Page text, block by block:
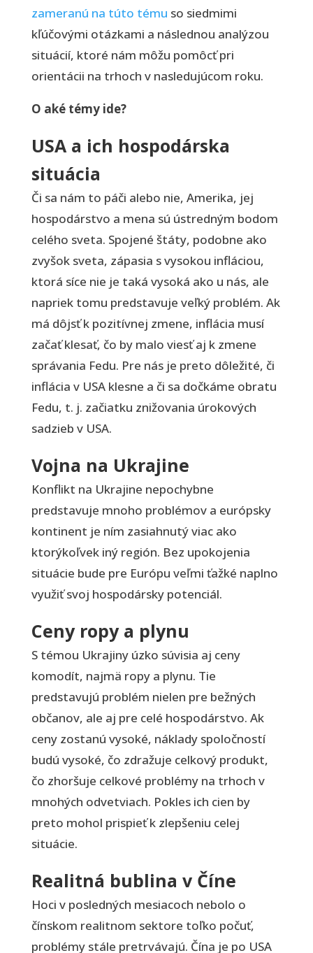
zameranú na túto tému so siedmimi
kľúčovými otázkami a následnou analýzou
situácií, ktoré nám môžu pomôcť pri
orientácii na trhoch v nasledujúcom roku.
O aké témy ide?
USA a ich hospodárska
situácia
Či sa nám to páči alebo nie, Amerika, jej
hospodárstvo a mena sú ústredným bodom
celého sveta. Spojené štáty, podobne ako
zvyšok sveta, zápasia s vysokou infláciou,
ktorá síce nie je taká vysoká ako u nás, ale
napriek tomu predstavuje veľký problém. Ak
má dôjsť k pozitívnej zmene, inflácia musí
začať klesať, čo by malo viesť aj k zmene
správania Fedu. Pre nás je preto dôležité, či
inflácia v USA klesne a či sa dočkáme obratu
Fedu, t. j. začiatku znižovania úrokových
sadzieb v USA.
Vojna na Ukrajine
Konflikt na Ukrajine nepochybne
predstavuje mnoho problémov a európsky
kontinent je ním zasiahnutý viac ako
ktorýkoľvek iný región. Bez upokojenia
situácie bude pre Európu veľmi ťažké naplno
využiť svoj hospodársky potenciál.
Ceny ropy a plynu
S témou Ukrajiny úzko súvisia aj ceny
komodít, najmä ropy a plynu. Tie
predstavujú problém nielen pre bežných
občanov, ale aj pre celé hospodárstvo. Ak
ceny zostanú vysoké, náklady spoločností
budú vysoké, čo zdražuje celkový produkt,
čo zhoršuje celkové problémy na trhoch v
mnohých odvetviach. Pokles ich cien by
preto mohol prispieť k zlepšeniu celej
situácie.
Realitná bublina v Číne
Hoci v posledných mesiacoch nebolo o
čínskom realitnom sektore toľko počuť,
problémy stále pretrvávajú. Čína je po USA